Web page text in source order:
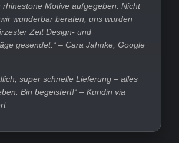
rhinestone Motive aufgegeben. Nicht
wunderbar beraten, uns wurden
Zeit Design- und
gesendet.“ – Cara Jahnke, Google
super schnelle Lieferung – alles
Bin begeistert!“ – Kundin via